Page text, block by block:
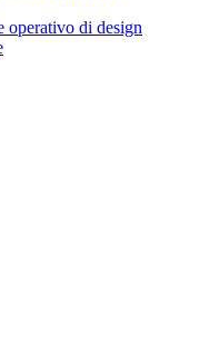
operativo di design